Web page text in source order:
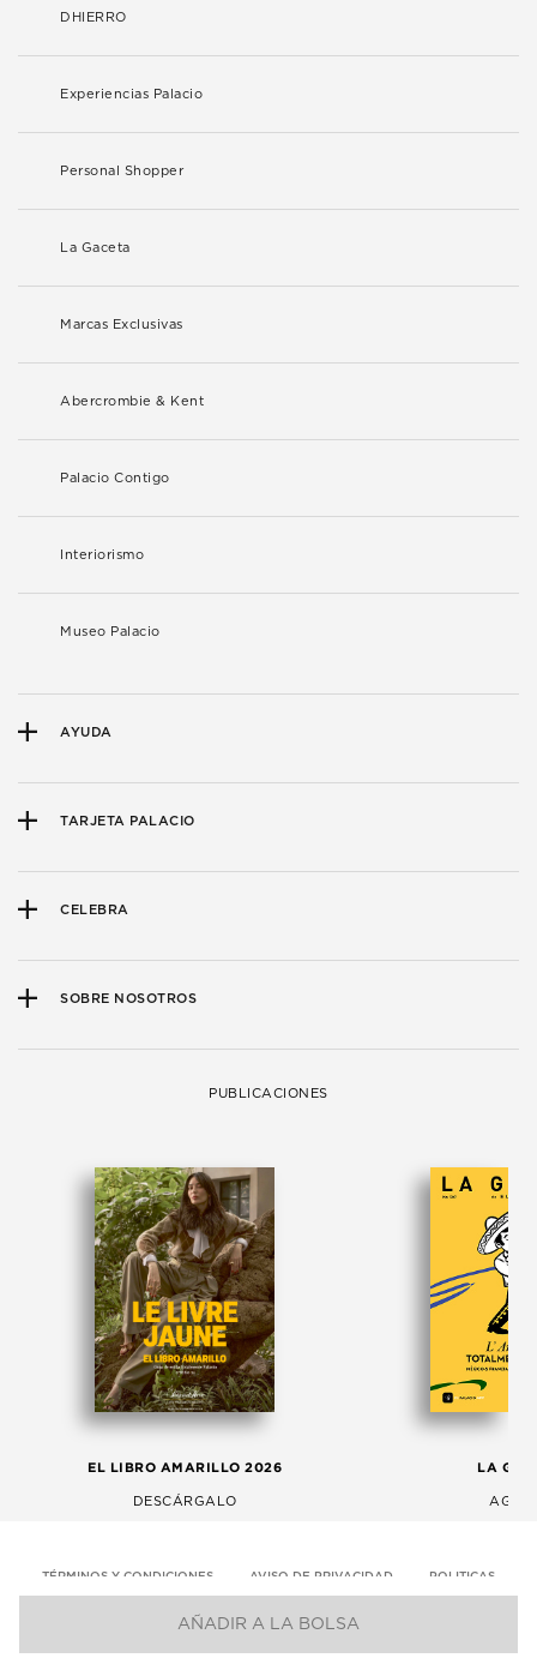
AÑADIR A LA BOLSA
DHIERRO
Experiencias Palacio
Personal Shopper
La Gaceta
Marcas Exclusivas
Abercrombie & Kent
Palacio Contigo
Interiorismo
Museo Palacio
AYUDA
TARJETA PALACIO
CELEBRA
SOBRE NOSOTROS
PUBLICACIONES
EL LIBRO AMARILLO 2026
DESCÁRGALO
LA
TÉRMINOS Y CONDICIONES AVISO DE PRIVACIDAD POLITICAS